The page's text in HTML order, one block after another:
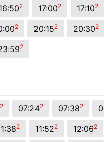
2 17:002 17:102
2 20:152 20:302
2
2 07:242 07:382
2 11:522 12:062